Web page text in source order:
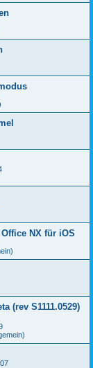
NX für iOS
(rev S1111.0529)